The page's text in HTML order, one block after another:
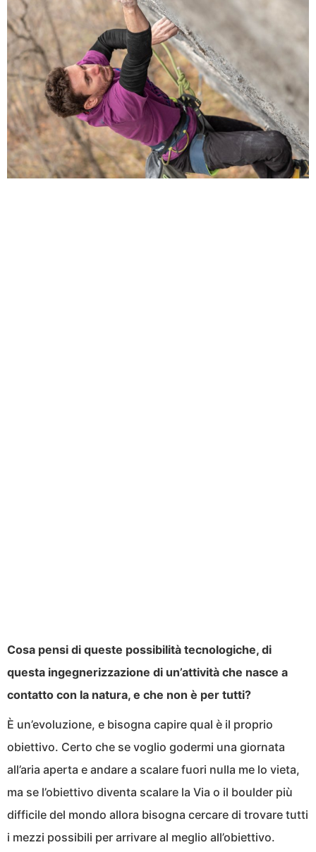
Cosa pensi di queste possibilità tecnologiche, di
questa ingegnerizzazione di un’attività che nasce a
contatto con la natura, e che non è per tutti?
È un’evoluzione, e bisogna capire qual è il proprio
obiettivo. Certo che se voglio godermi una giornata
all’aria aperta e andare a scalare fuori nulla me lo vieta,
ma se l’obiettivo diventa scalare la Via o il boulder più
difficile del mondo allora bisogna cercare di trovare tutti
i mezzi possibili per arrivare al meglio all’obiettivo.